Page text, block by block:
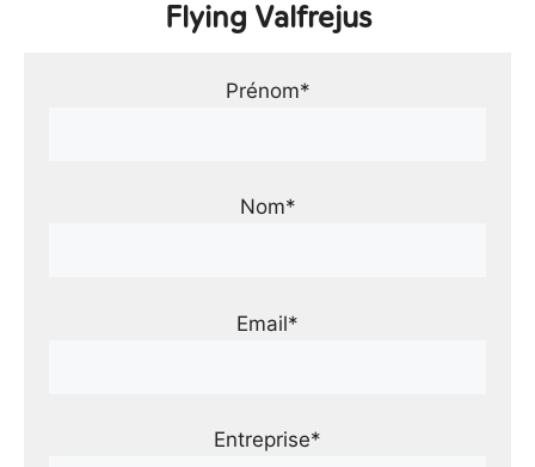
Flying Valfrejus
Prénom*
Nom*
Email*
Entreprise*